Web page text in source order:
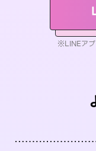
※LINEアプ